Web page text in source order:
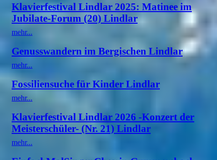
Klavierfestival Lindlar 2025: Matinee im
Jubilate-Forum (20) Lindlar
mehr...
Genusswandern im Bergischen Lindlar
mehr...
Fossiliensuche für Kinder Lindlar
mehr...
Klavierfestival Lindlar 2026 -Konzert der
Meisterschüler- (Nr. 21) Lindlar
mehr...